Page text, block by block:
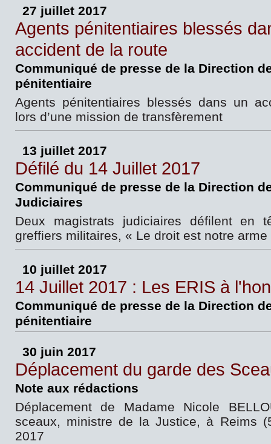
27 juillet 2017
Agents pénitentiaires blessés
accident de la route
Communiqué de presse de la Direction
pénitentiaire
Agents pénitentiaires blessés dans un
lors d’une mission de transfèrement
13 juillet 2017
Défilé du 14 Juillet 2017
Communiqué de presse de la Direction
Judiciaires
Deux magistrats judiciaires défilent en
greffiers militaires, « Le droit est notre arme
10 juillet 2017
14 Juillet 2017 : Les ERIS à
Communiqué de presse de la Direction
pénitentiaire
30 juin 2017
Déplacement du garde des
Note aux rédactions
Déplacement de Madame Nicole
sceaux, ministre de la Justice, à Reims
2017